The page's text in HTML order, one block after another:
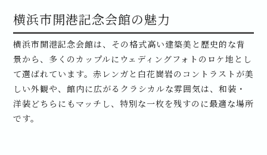
横浜市開港記念会館の魅力
横浜市開港記念会館は、その格式高い建築美と歴史的な背
景から、多くのカップルにウェディングフォトのロケ地とし
て選ばれています。赤レンガと白花崗岩のコントラストが美
しい外観や、館内に広がるクラシカルな雰囲気は、和装・
洋装どちらにもマッチし、特別な一枚を残すのに最適な場所
です。